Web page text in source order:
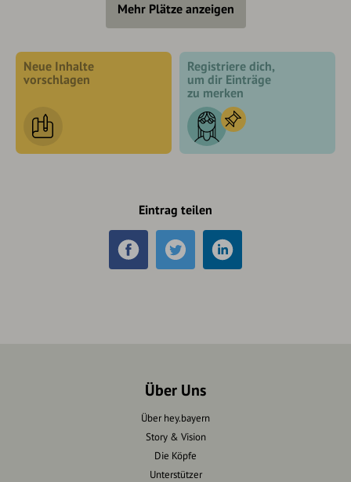
Mehr Plätze anzeigen
Neue Inhalte
vorschlagen
Registriere dich,
um dir Einträge
zu merken
Eintrag teilen
Über Uns
Über hey.bayern
Story & Vision
Die Köpfe
Unterstützer